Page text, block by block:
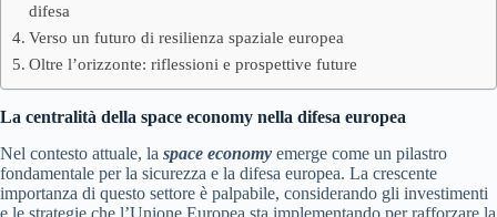
difesa
Verso un futuro di resilienza spaziale europea
Oltre l’orizzonte: riflessioni e prospettive future
La centralità della space economy nella difesa europea
Nel contesto attuale, la space economy emerge come un pilastro
fondamentale per la sicurezza e la difesa europea. La crescente
importanza di questo settore è palpabile, considerando gli investimenti
e le strategie che l’Unione Europea sta implementando per rafforzare la